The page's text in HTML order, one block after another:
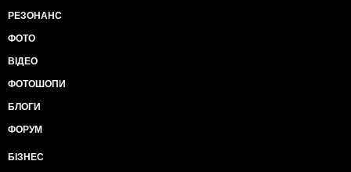
РЕЗОНАНС
ФОТО
ВІДЕО
ФОТОШОПИ
БЛОГИ
ФОРУМ
БІЗНЕС